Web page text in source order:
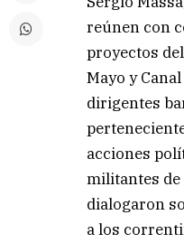
reúnen con
proyectos
Mayo y
dirigentes
acciones
militantes de
dialogaron
a los